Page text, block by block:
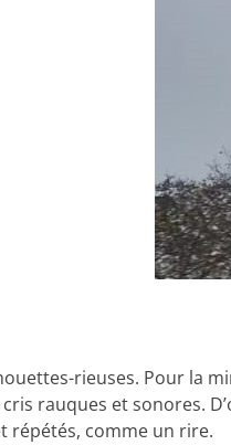
rieuses. Pour la
rauques et sonores.
répétés, comme un rire.